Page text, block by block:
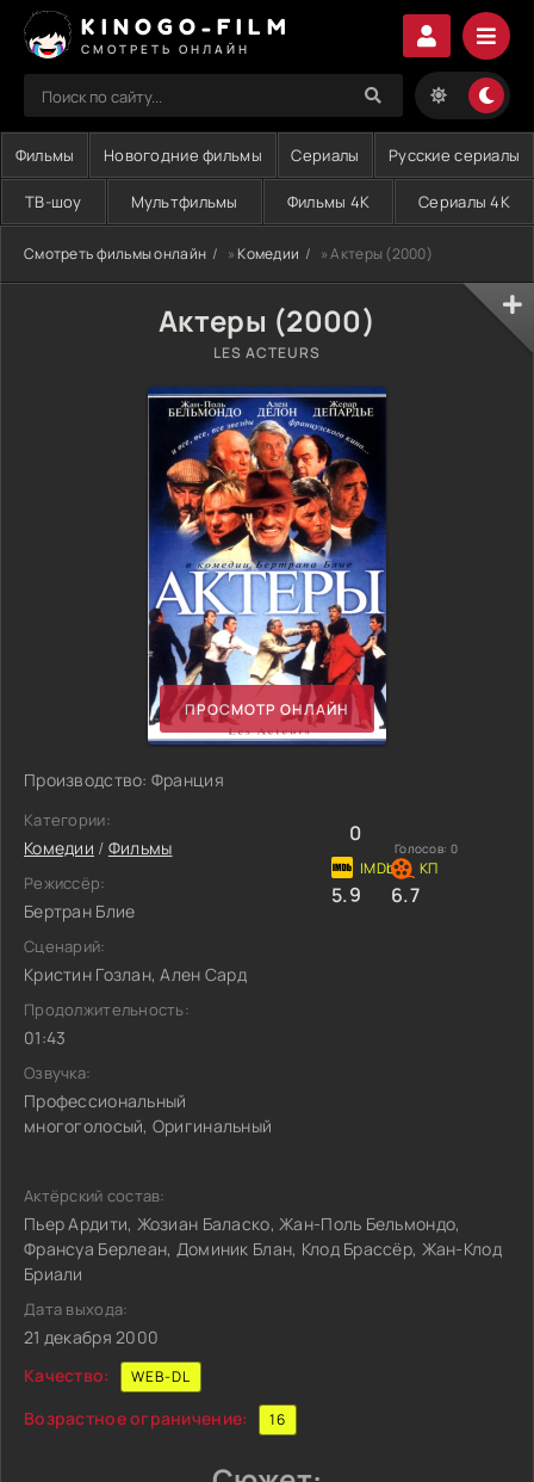
KINOGO-FILM
СМОТРЕТЬ ОНЛАЙН
Фильмы Новогодние фильмы Сериалы Русские сериалы
ТВ-шоу Мультфильмы Фильмы 4K Сериалы 4K
Смотреть фильмы онлайн »Комедии » Актеры (2000)
Актеры (2000)
LES ACTEURS
ПРОСМОТР ОНЛАЙН
Производство: Франция
Категории:
Комедии / Фильмы
Режиссёр:
Бертран Блие
Сценарий:
Кристин Гозлан, Ален Сард
Продолжительность:
01:43
Озвучка:
Профессиональный
многоголосый, Оригинальный
0
Голосов: 0
5.9 6.7
Актёрский состав:
Пьер Ардити, Жозиан Баласко, Жан-Поль Бельмондо,
Франсуа Берлеан, Доминик Блан, Клод Брассёр, Жан-Клод
Бриали
Дата выхода:
21 декабря 2000
Качество:
WEB-DL
Возрастное ограничение: 16